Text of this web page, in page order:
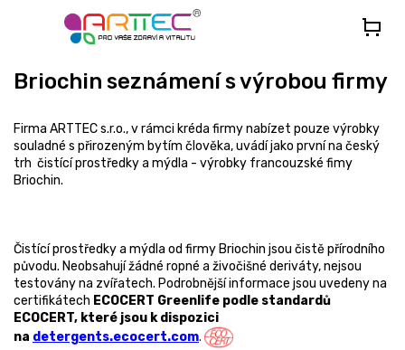
Briochin seznámení s výrobou firmy
Firma ARTTEC s.r.o., v rámci kréda firmy nabízet pouze výrobky
souladné s přirozeným bytím člověka, uvádí jako první na český
trh čistící prostředky a mýdla - výrobky francouzské fimy
Briochin.
Čistící prostředky a mýdla od firmy Briochin jsou čistě přírodního
původu. Neobsahují žádné ropné a živočišné deriváty, nejsou
testovány na zvířatech. Podrobnější informace jsou uvedeny na
certifikátech ECOCERT Greenlife podle standardů
ECOCERT, které jsou k dispozici
na detergents.ecocert.com.